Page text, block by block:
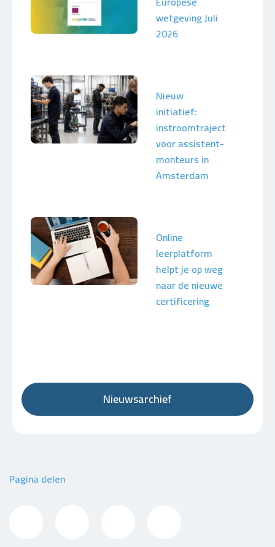
wetgeving Juli
2026
Nieuw
initiatief:
instroomtraject
voor assistent-
monteurs in
Amsterdam
Online
leerplatform
helpt je op weg
naar de nieuwe
certificering
Nieuwsarchief
Pagina delen